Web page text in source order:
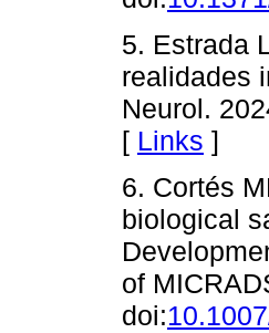
5. Estrada
realidades
Neurol.
[ Links ]
6. Cortés
biological
of
doi: